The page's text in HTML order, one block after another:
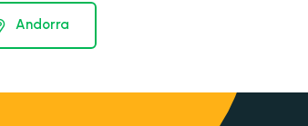
Andorra